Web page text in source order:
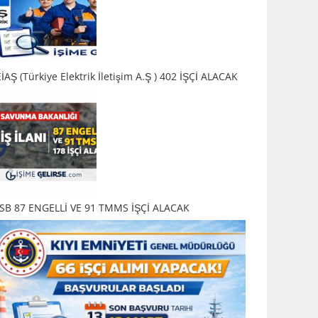
(Türkiye Elektrik İletişim A.Ş ) 402 İŞÇİ ALACAK
87 ENGELLİ VE 91 TMMS İŞÇİ ALACAK